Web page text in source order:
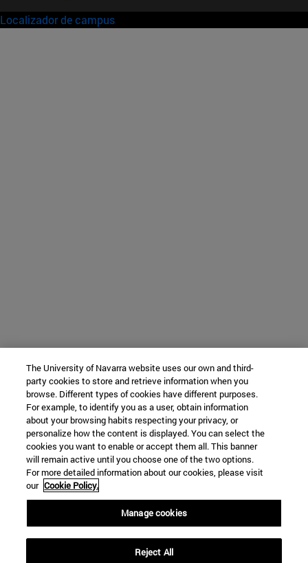
Localizador de campus
The University of Navarra website uses our own and third-
party cookies to store and retrieve information when you
browse. Different types of cookies have different purposes.
For example, to identify you as a user, obtain information
about your browsing habits respecting your privacy, or
personalize how the content is displayed. You can select the
cookies you want to enable or accept them all. This banner
will remain active until you choose one of the two options.
For more detailed information about our cookies, please visit
our Cookie Policy.
Manage cookies
Reject All